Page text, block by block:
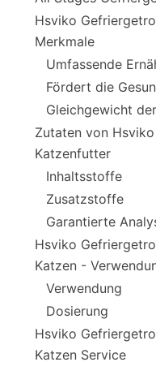
Hsviko
Merkmale
Umfassende
Fördert die
Gleichgewicht
Zutaten von
Katzenfutter
Inhaltsstoffe
Zusatzstoffe
Garantierte
Hsviko
Katzen -
Verwendung
Dosierung
Hsviko
Katzen Service